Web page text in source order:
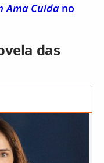
Ama Cuida no
das